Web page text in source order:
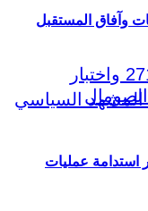
وآفاق المستقبل
القرار 2719 واختبار استدامة عمليات